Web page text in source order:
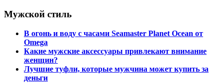
Мужской стиль
В огонь и воду с часами Seamaster Planet Ocean от
Omega
Какие мужские аксессуары привлекают внимание
женщин?
Лучшие туфли, которые мужчина может купить за
деньги